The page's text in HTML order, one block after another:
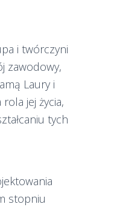
i twórczyni
zawodowy,
Laury i
jej życia,
tych
stopniu